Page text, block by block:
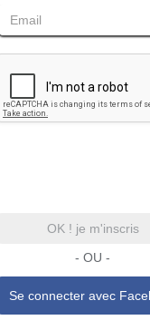
OK ! je m'inscris
- OU -
Se connecter avec